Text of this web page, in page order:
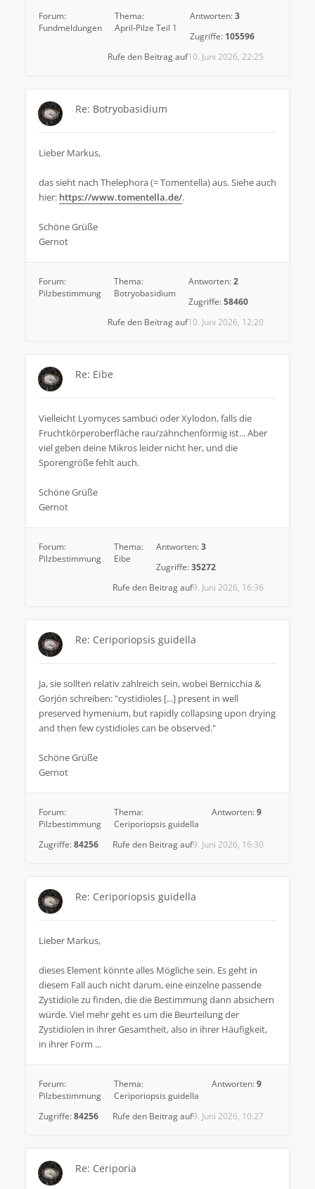
Forum:
Fundmeldungen
Thema:
April-Pilze Teil 1
Antworten:3
Zugriffe: 105596
10. Juni 2026, 22:25
Rufe den Beitrag auf
Re: Botryobasidium
Lieber Markus,
das sieht nach Thelephora (= Tomentella) aus. Siehe auch
hier: https://www.tomentella.de/.
Schöne Grüße
Gernot
Forum:
Pilzbestimmung
Thema:
Botryobasidium
Antworten:2
Zugriffe:58460
10. Juni 2026, 12:20
Rufe den Beitrag auf
Re: Eibe
Vielleicht Lyomyces sambuci oder Xylodon, falls die
Fruchtkörperoberfläche rau/zähnchenförmig ist... Aber
viel geben deine Mikros leider nicht her, und die
Sporengröße fehlt auch.
Schöne Grüße
Gernot
Forum:
Pilzbestimmung
Thema:
Eibe
Antworten:3
Zugriffe:35272
9. Juni 2026, 16:36
Rufe den Beitrag auf
Re: Ceriporiopsis guidella
Ja, sie sollten relativ zahlreich sein, wobei Bernicchia &
Gorjón schreiben: "cystidioles [...] present in well
preserved hymenium, but rapidly collapsing upon drying
and then few cystidioles can be observed."
Schöne Grüße
Gernot
Forum:
Pilzbestimmung
Thema:
Ceriporiopsis guidella
Antworten:9
Zugriffe:84256 9. Juni 2026, 16:30
Rufe den Beitrag auf
Re: Ceriporiopsis guidella
Lieber Markus,
dieses Element könnte alles Mögliche sein. Es geht in
diesem Fall auch nicht darum, eine einzelne passende
Zystidiole zu finden, die die Bestimmung dann absichern
würde. Viel mehr geht es um die Beurteilung der
Zystidiolen in ihrer Gesamtheit, also in ihrer Häufigkeit,
in ihrer Form ...
Forum:
Pilzbestimmung
Thema:
Ceriporiopsis guidella
Antworten:9
Zugriffe:84256 9. Juni 2026, 10:27
Rufe den Beitrag auf
Re: Ceriporia